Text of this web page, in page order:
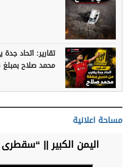
تقارير: اتحاد
محمد صلاح بمبلغ 25 مليون دولار سنويا
مساحة اعلانية
اليمن الكبير ||